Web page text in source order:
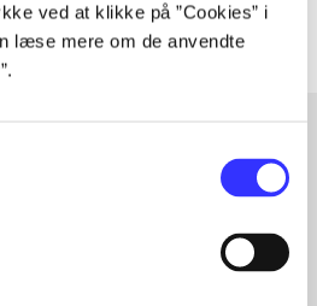
ved at klikke på ”Cookies” i
læse mere om de anvendte
emner